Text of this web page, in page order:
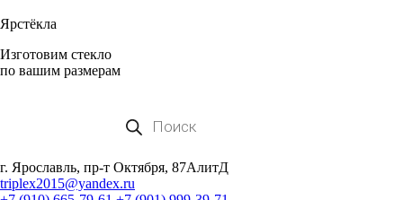
Ярстёкла
Изготовим стекло
по вашим размерам
товаров
г. Ярославль, пр-т Октября, 87АлитД
triplex2015@yandex.ru